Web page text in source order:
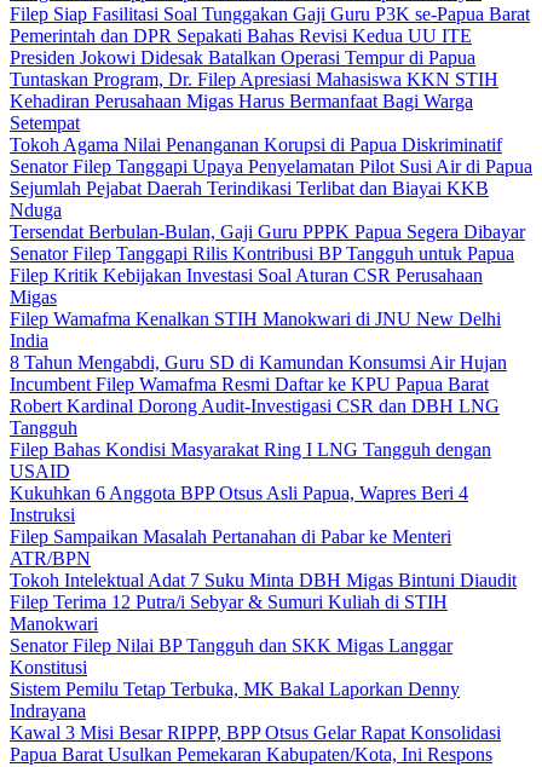
Filep Siap Fasilitasi Soal Tunggakan Gaji Guru P3K se-Papua Barat
Pemerintah dan DPR Sepakati Bahas Revisi Kedua UU ITE
Presiden Jokowi Didesak Batalkan Operasi Tempur di Papua
Tuntaskan Program, Dr. Filep Apresiasi Mahasiswa KKN STIH
Kehadiran Perusahaan Migas Harus Bermanfaat Bagi Warga
Setempat
Tokoh Agama Nilai Penanganan Korupsi di Papua Diskriminatif
Senator Filep Tanggapi Upaya Penyelamatan Pilot Susi Air di Papua
Sejumlah Pejabat Daerah Terindikasi Terlibat dan Biayai KKB
Nduga
Tersendat Berbulan-Bulan, Gaji Guru PPPK Papua Segera Dibayar
Senator Filep Tanggapi Rilis Kontribusi BP Tangguh untuk Papua
Filep Kritik Kebijakan Investasi Soal Aturan CSR Perusahaan
Migas
Filep Wamafma Kenalkan STIH Manokwari di JNU New Delhi
India
8 Tahun Mengabdi, Guru SD di Kamundan Konsumsi Air Hujan
Incumbent Filep Wamafma Resmi Daftar ke KPU Papua Barat
Robert Kardinal Dorong Audit-Investigasi CSR dan DBH LNG
Tangguh
Filep Bahas Kondisi Masyarakat Ring I LNG Tangguh dengan
USAID
Kukuhkan 6 Anggota BPP Otsus Asli Papua, Wapres Beri 4
Instruksi
Filep Sampaikan Masalah Pertanahan di Pabar ke Menteri
ATR/BPN
Tokoh Intelektual Adat 7 Suku Minta DBH Migas Bintuni Diaudit
Filep Terima 12 Putra/i Sebyar & Sumuri Kuliah di STIH
Manokwari
Senator Filep Nilai BP Tangguh dan SKK Migas Langgar
Konstitusi
Sistem Pemilu Tetap Terbuka, MK Bakal Laporkan Denny
Indrayana
Kawal 3 Misi Besar RIPPP, BPP Otsus Gelar Rapat Konsolidasi
Papua Barat Usulkan Pemekaran Kabupaten/Kota, Ini Respons